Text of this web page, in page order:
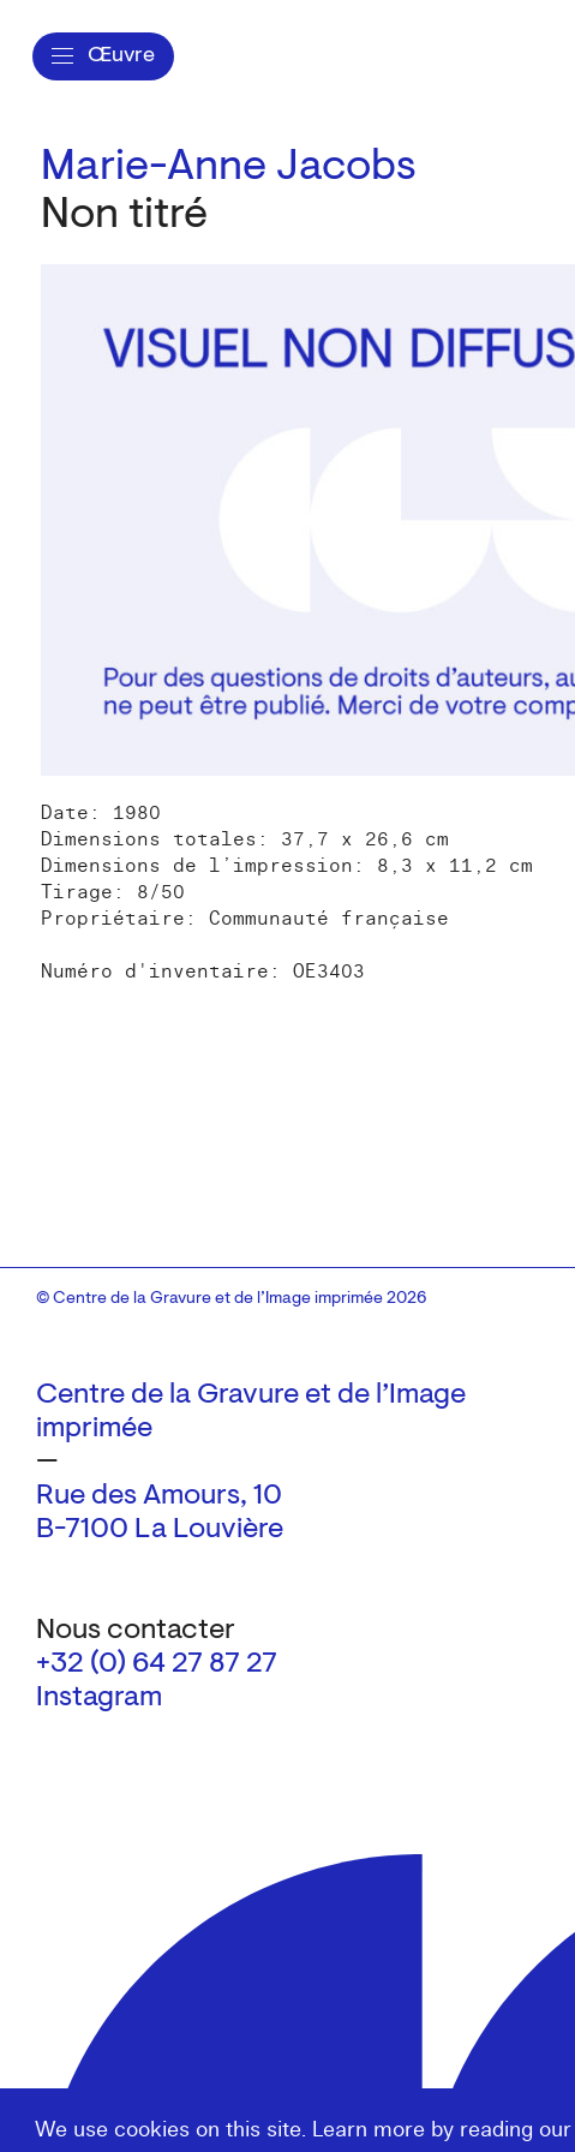
Œuvre
We use cookies on this site. Learn more by reading our
Marie-Anne Jacobs
Non titré
Date: 1980
Dimensions totales: 37,7 x 26,6 cm
Dimensions de l’impression: 8,3 x 11,2 cm
Tirage: 8/50
Propriétaire: Communauté française
Numéro d'inventaire: OE3403
Centre de la Gravure et de l’Image
imprimée
—
Rue des Amours, 10
B-7100 La Louvière
Nous contacter
+32 (0) 64 27 87 27
Instagram
© Centre de la Gravure et de l’Image imprimée 2026